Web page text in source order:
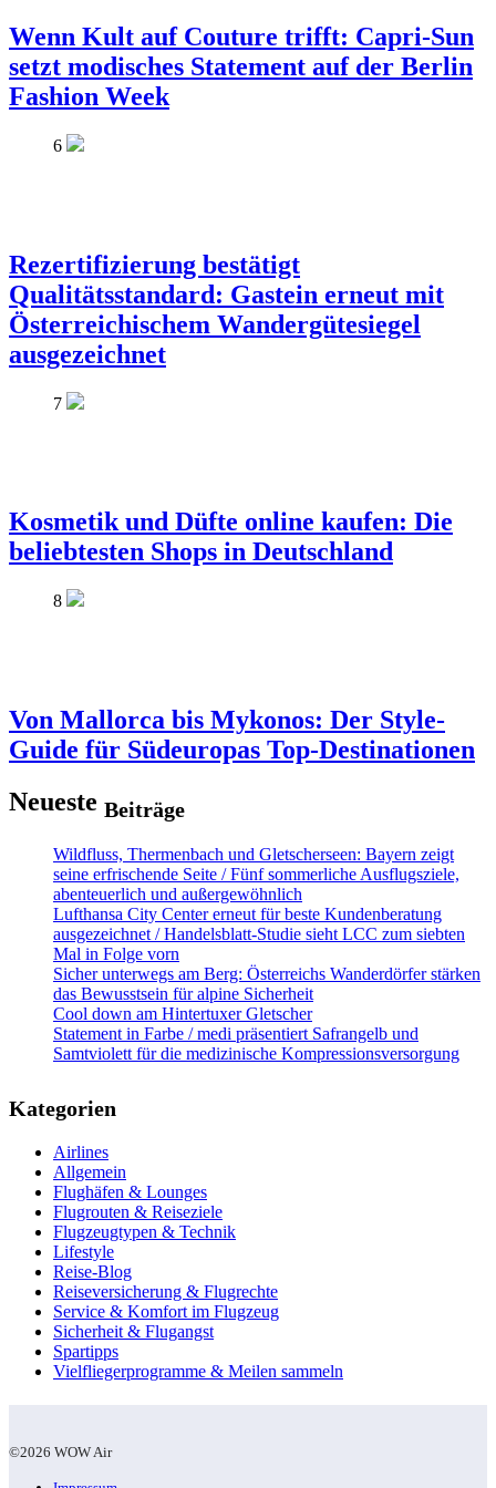
Wenn Kult auf Couture trifft: Capri-Sun
setzt modisches Statement auf der Berlin
Fashion Week
6
Rezertifizierung bestätigt
Qualitätsstandard: Gastein erneut mit
Österreichischem Wandergütesiegel
ausgezeichnet
7
Kosmetik und Düfte online kaufen: Die
beliebtesten Shops in Deutschland
8
Von Mallorca bis Mykonos: Der Style-
Guide für Südeuropas Top-Destinationen
Neueste Beiträge
Wildfluss, Thermenbach und Gletscherseen: Bayern zeigt
seine erfrischende Seite / Fünf sommerliche Ausflugsziele,
abenteuerlich und außergewöhnlich
Lufthansa City Center erneut für beste Kundenberatung
ausgezeichnet / Handelsblatt-Studie sieht LCC zum siebten
Mal in Folge vorn
Sicher unterwegs am Berg: Österreichs Wanderdörfer stärken
das Bewusstsein für alpine Sicherheit
Cool down am Hintertuxer Gletscher
Statement in Farbe / medi präsentiert Safrangelb und
Samtviolett für die medizinische Kompressionsversorgung
Kategorien
Airlines
Allgemein
Flughäfen & Lounges
Flugrouten & Reiseziele
Flugzeugtypen & Technik
Lifestyle
Reise-Blog
Reiseversicherung & Flugrechte
Service & Komfort im Flugzeug
Sicherheit & Flugangst
Spartipps
Vielfliegerprogramme & Meilen sammeln
©2026 WOW Air